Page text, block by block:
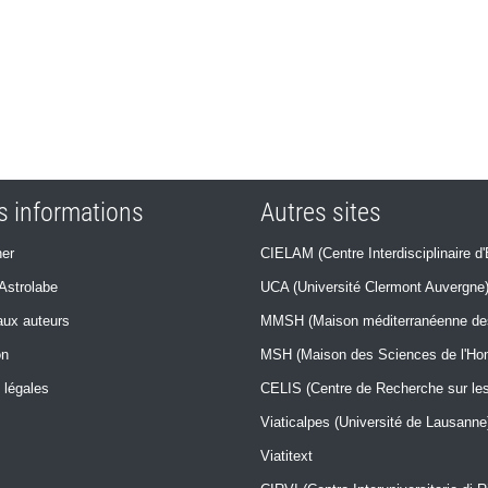
informations
auteurs
Autres sites
CIELAM (Centre Interdisciplinaire
UCA (Université Clermont Auvergne)
MMSH (Maison méditerranéenne
MSH (Maison des Sciences de
CELIS (Centre de Recherche sur
Viaticalpes (Université de
Viatitext